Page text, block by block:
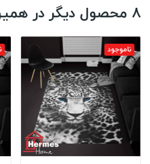
8 محصول دیگر در همین شاخه:
ناموجود